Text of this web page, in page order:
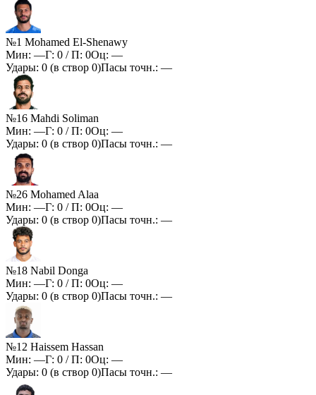
№1 Mohamed El-Shenawy
Мин: —Г: 0 / П: 0Оц: —
Удары: 0 (в створ 0)Пасы точн.: —
№16 Mahdi Soliman
Мин: —Г: 0 / П: 0Оц: —
Удары: 0 (в створ 0)Пасы точн.: —
№26 Mohamed Alaa
Мин: —Г: 0 / П: 0Оц: —
Удары: 0 (в створ 0)Пасы точн.: —
№18 Nabil Donga
Мин: —Г: 0 / П: 0Оц: —
Удары: 0 (в створ 0)Пасы точн.: —
№12 Haissem Hassan
Мин: —Г: 0 / П: 0Оц: —
Удары: 0 (в створ 0)Пасы точн.: —